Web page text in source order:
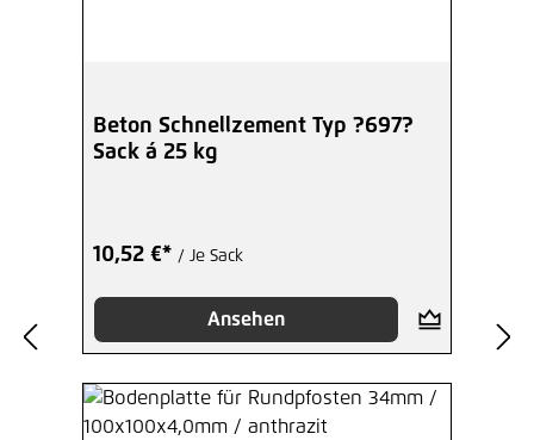
Beton Schnellzement Typ ?697?
Sack á 25 kg
10,52 €* / Je Sack
Ansehen